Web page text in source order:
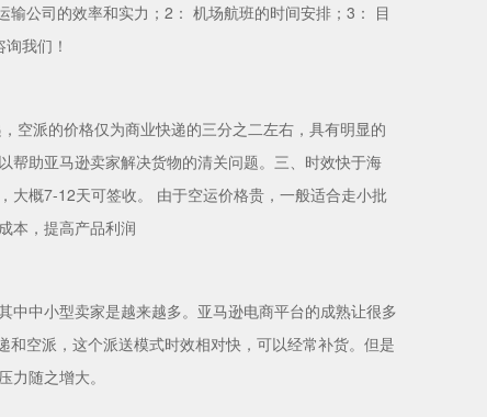
公司的效率和实力；2： 机场航班的时间安排；3： 目
我们！
空派的价格仅为商业快递的三分之二左右，具有明显的
帮助亚马逊卖家解决货物的清关问题。三、时效快于海
大概7-12天可签收。 由于空运价格贵，一般适合走小批
本，提高产品利润
中中小型卖家是越来越多。亚马逊电商平台的成熟让很多
空派，这个派送模式时效相对快，可以经常补货。但是
随之增大。